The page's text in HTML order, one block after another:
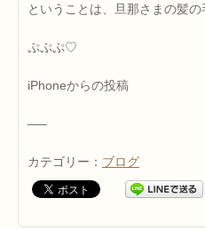
ということは、旦那さまの髪
ぷぷぷ♡
iPhoneからの投稿
—–
カテゴリー： ブログ